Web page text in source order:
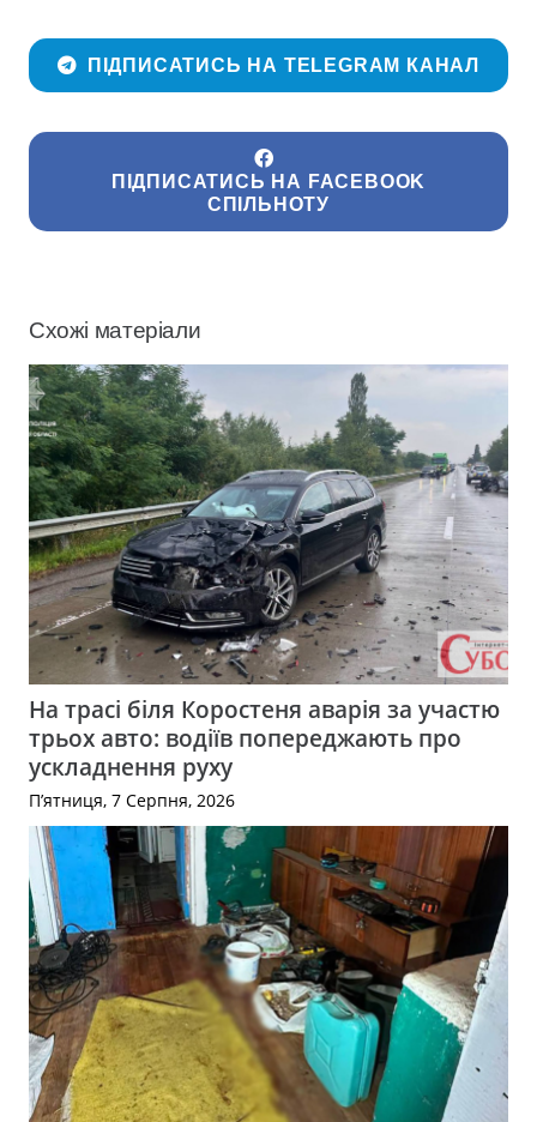
ПІДПИСАТИСЬ НА TELEGRAM КАНАЛ
ПІДПИСАТИСЬ НА FACEBOOK
СПІЛЬНОТУ
Схожі матеріали
На трасі біля Коростеня аварія за участю
трьох авто: водіїв попереджають про
ускладнення руху
П’ятниця, 7 Серпня, 2026